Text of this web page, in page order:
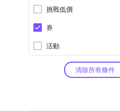
挑戰低價
券
活動
清除所有條件